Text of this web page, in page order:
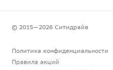
© 2015—2026 Cитидрайв
Политика конфиденциальности
Правила акций